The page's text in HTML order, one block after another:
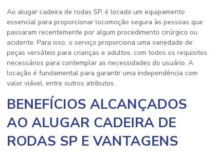
Ao alugar cadeira de rodas SP, é locado um equipamento
essencial para proporcionar locomoção segura às pessoas que
passaram recentemente por algum procedimento cirúrgico ou
acidente. Para isso, o serviço proporciona uma variedade de
peças versáteis para crianças e adultos, com todos os requisitos
necessários para contemplar as necessidades do usuário. A
locação é fundamental para garantir uma independência com
valor viável, entre outros atributos.
BENEFÍCIOS ALCANÇADOS
AO ALUGAR CADEIRA DE
RODAS SP E VANTAGENS